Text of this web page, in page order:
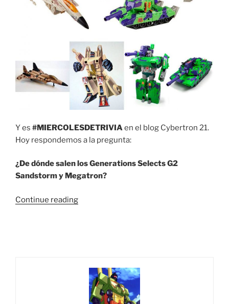
Y es #MIERCOLESDETRIVIA en el blog Cybertron 21.
Hoy respondemos a la pregunta:
¿De dónde salen los Generations Selects G2
Sandstorm y Megatron?
Continue reading“Trivia
Generations
Selects